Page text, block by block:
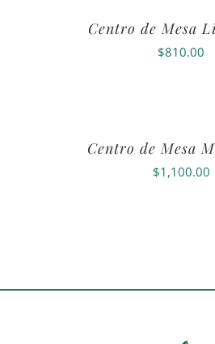
Centro de Mesa
$810.00
Centro de Mesa
$1,100.00